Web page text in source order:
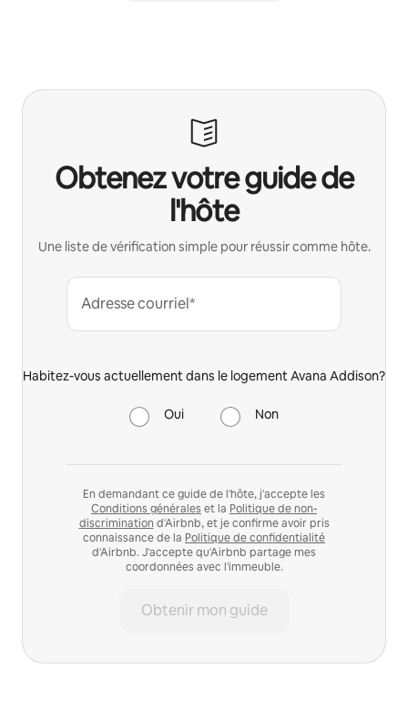
Obtenez votre guide de
l'hôte
Une liste de vérification simple pour réussir comme hôte.
Adresse courriel*
Habitez-vous actuellement dans le logement Avana Addison?
Oui Non
En demandant ce guide de l'hôte, j'accepte les
Conditions générales et la Politique de non-
discrimination d'Airbnb, et je confirme avoir pris
connaissance de la Politique de confidentialité
d'Airbnb. J'accepte qu'Airbnb partage mes
coordonnées avec l'immeuble.
Obtenir mon guide